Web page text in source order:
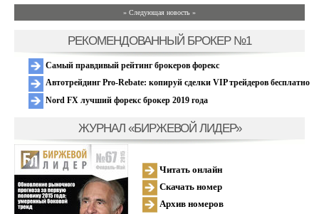
» Следующая новость »
РЕКОМЕНДОВАННЫЙ БРОКЕР №1
Самый правдивый рейтинг брокеров форекс
Автотрейдинг Pro-Rebate: копируй сделки VIP трейдеров бесплатно
Nord FX лучший форекс брокер 2019 года
ЖУРНАЛ «БИРЖЕВОЙ ЛИДЕР»
Читать онлайн
Скачать номер
Архив номеров